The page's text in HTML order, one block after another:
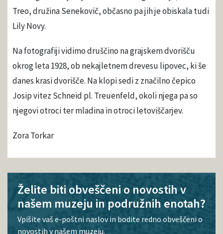
Treo, družina Senekovič, občasno pa jih je obiskala tudi
Lily Novy.
Na fotografiji vidimo druščino na grajskem dvorišču
okrog leta 1928, ob nekajletnem drevesu lipovec, ki še
danes krasi dvorišče. Na klopi sedi z značilno čepico
Josip vitez Schneid pl. Treuenfeld, okoli njega pa so
njegovi otroci ter mladina in otroci letoviščarjev.
Zora Torkar
Želite biti obveščeni o novostih v
našem muzeju in podružnih enotah?
Vpišite vaš e-poštni naslov in bodite redno obveščeni o
novostih v našem muzeju.